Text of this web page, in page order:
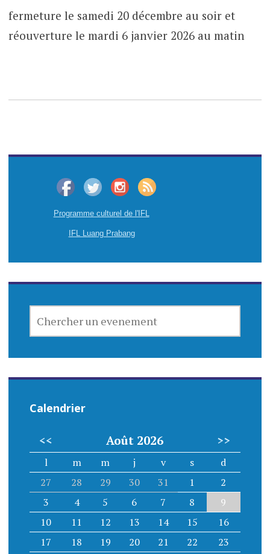
fermeture le samedi 20 décembre au soir et
réouverture le mardi 6 janvier 2026 au matin
Programme culturel de l'IFL
IFL Luang Prabang
UN
Calendrier
<< Août 2026 >>
l m m j v s
d
27
28 29 30 31 1
2
3
4 5 6 7 8
9
10
11 12 13 14 15
16
17
18 19 20 21 22
23